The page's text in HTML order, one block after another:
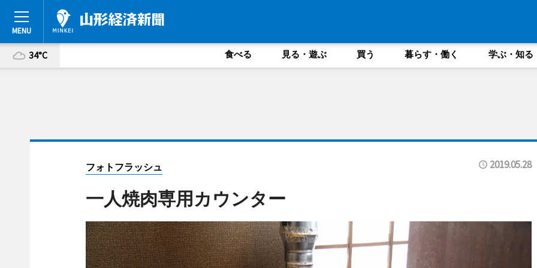
34°C 食べる 見る・遊ぶ 買う 暮らす・働く 学ぶ・知る
フォトフラッシュ 2019.05.28
一人焼肉専用カウンター